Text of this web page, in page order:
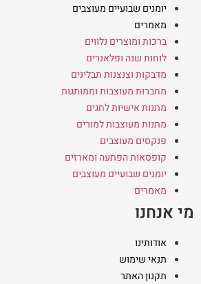
יומנים שבועיים מעוצבים
מאמרים
ברכות ומוצרים נלווים
לוחות שנה ופלאנרים
מדבקות וצנצנות תבלינים
מחברות מעוצבות וממותגות
מתנות אישיות לחגים
מתנות מעוצבות למורים
פנקסים מעוצבים
קופסאות הפתעה ומארזים
יומנים שבועיים מעוצבים
מאמרים
מי אנחנו
אודותינו
תנאי שימוש
תקנון האתר